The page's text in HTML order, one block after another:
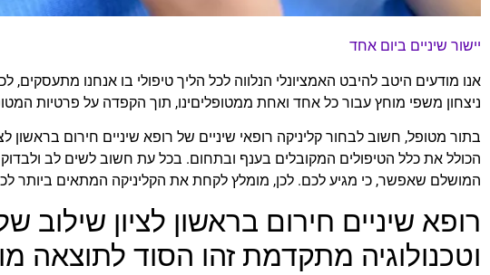
יישור שיניים ביום אחד
אנו מודעים היטב להיבט האמציונלי הנלווה לכל הליך טיפולי בו אנחנו מתעסקים,
ניצחון משפי מוחץ עבור כל אחד ואחת ממטופליםינו, תוך הקפדה על פרטיות
בתור מטופל, חשוב לבחור קליניקה רופאי שיניים של רופא שיניים חירום בראשון
הכולל את כלל הטיפולים המקובלים בענף ובתחום. בכל עת חשוב לשים לב
המושלם שאפשר, כי מגיע לכם. לכן, מומלץ לקחת את הקליניקה המתאים ביותר
רופא שיניים חירום בראשון לציון שילוב
וטכנולוגיה מתקדמת זהו הסוד לתוצאה